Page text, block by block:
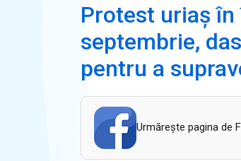
Protest uriaș
septembrie,
pentru a
Urmăreşte pagina de